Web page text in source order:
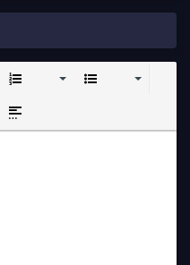
text
Insert spoiler